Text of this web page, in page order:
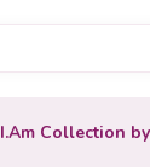
I.Am Collection